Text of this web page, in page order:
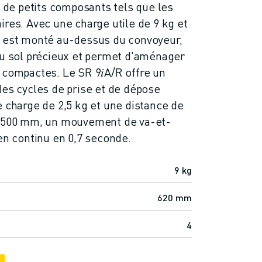
petits composants tels que les
Avec une charge utile de 9 kg et
monté au-dessus du convoyeur,
sol précieux et permet d'aménager
Le SR 9𝑖A/R offre un
cycles de prise et de dépose
charge de 2,5 kg et une distance de
mm, un mouvement de va-et-
continu en 0,7 seconde.
9 kg
620 mm
4